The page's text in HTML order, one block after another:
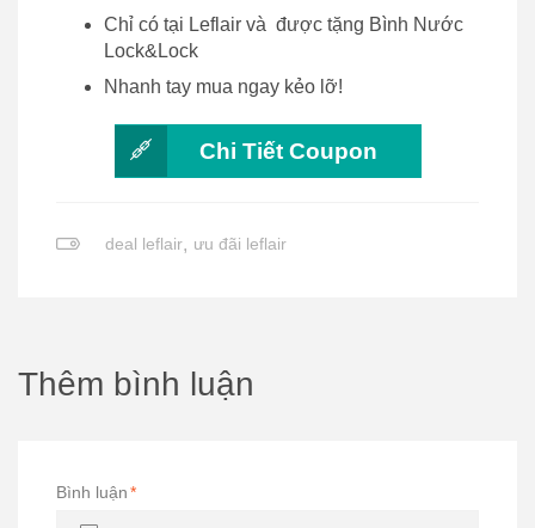
Chỉ có tại Leflair và được tặng Bình Nước
Lock&Lock
Nhanh tay mua ngay kẻo lỡ!
Chi Tiết Coupon
deal leflair, ưu đãi leflair
Thêm bình luận
Bình luận*